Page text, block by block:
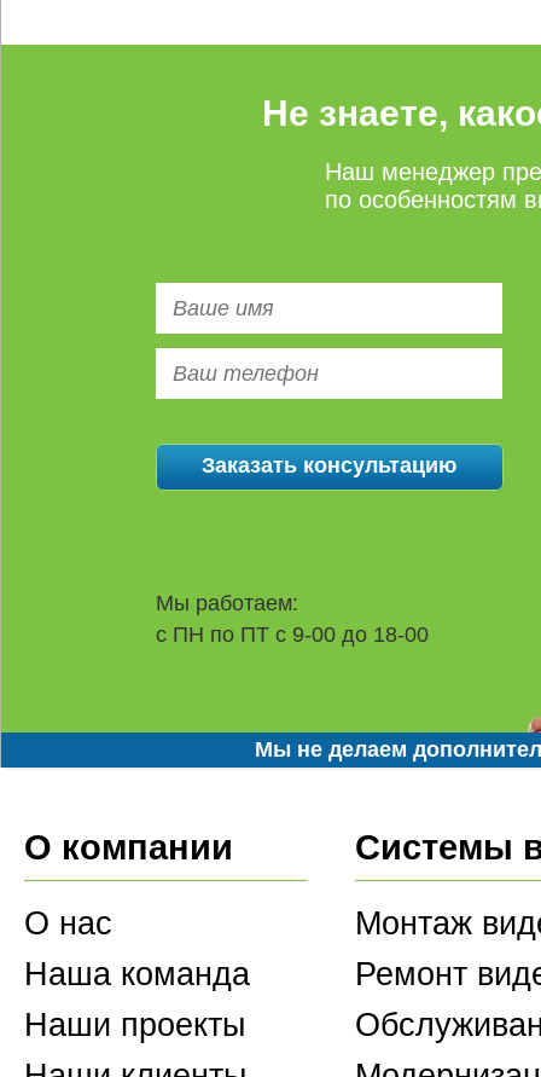
Не знаете,
Наш менеджер
по особенностям
Мы работаем:
с ПН по ПТ с 9-00 до 18-00
Мы не делаем
О компании
О нас
Наша команда
Наши проекты
Системы
Монтаж
Ремонт